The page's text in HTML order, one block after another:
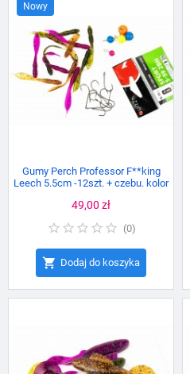
Nowy
Gumy Perch Professor F**king
Leech 5.5cm -12szt. + czebu. kolor
Cena
49,00 zł
(0)
 Dodaj do koszyka